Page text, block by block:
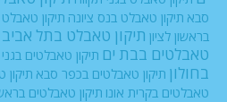
סבא תיקון טאבלט בנס ציונה תיקון
בראשון לציון תיקון טאבלט בתל אביב
טאבלטים בבת ים תיקון טאבלטים
בחולון תיקון טאבלטים בכפר סבא
טאבלטים בקרית אונו תיקון טאבלטים